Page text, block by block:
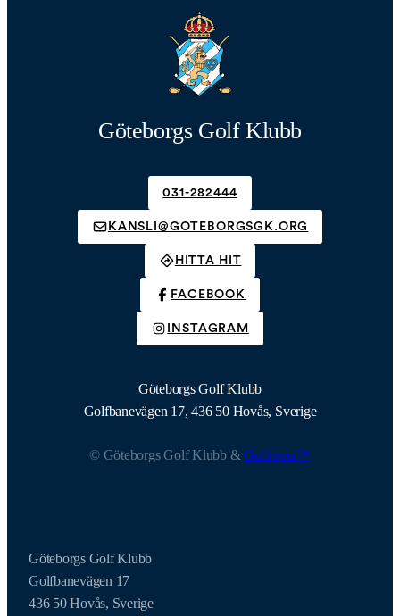
Göteborgs Golf Klubb
031-282444
KANSLI@GOTEBORGSGK.ORG
HITTA HIT
FACEBOOK
INSTAGRAM
Göteborgs Golf Klubb
Golfbanevägen 17, 436 50 Hovås, Sverige
© Göteborgs Golf Klubb &Golfpress™
Göteborgs Golf Klubb
Golfbanevägen 17
436 50 Hovås, Sverige